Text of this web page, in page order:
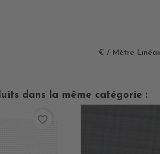
€ / Mètre
dans la même catégorie :
favorite_border